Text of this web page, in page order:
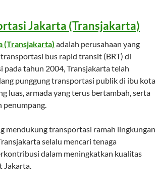
Jakarta (Transjakarta)
(Transjakarta) adalah perusahaan yang
bus rapid transit (BRT) di
pada tahun 2004, Transjakarta telah
punggung transportasi publik di ibu kota
luas, armada yang terus bertambah, serta
penumpang.
mendukung transportasi ramah lingkungan
selalu mencari tenaga
dalam meningkatkan kualitas
Jakarta.